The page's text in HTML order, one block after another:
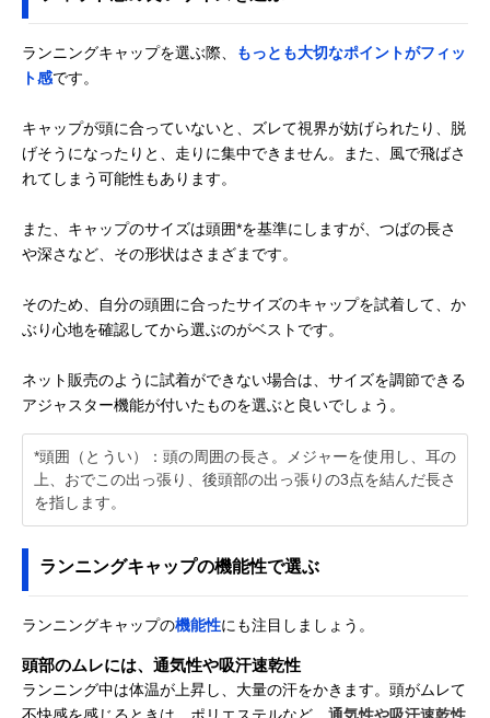
ランニングキャップを選ぶ際、
もっとも大切なポイントがフィッ
ト感です。
キャップが頭に合っていないと、ズレて視界が妨げられたり、脱
げそうになったりと、走りに集中できません。また、風で飛ばさ
れてしまう可能性もあります。
また、キャップのサイズは頭囲*を基準にしますが、つばの長さ
や深さなど、その形状はさまざまです。
そのため、自分の頭囲に合ったサイズのキャップを試着して、か
ぶり心地を確認してから選ぶのがベストです。
ネット販売のように試着ができない場合は、サイズを調節できる
アジャスター機能が付いたものを選ぶと良いでしょう。
*頭囲（とうい）：頭の周囲の長さ。メジャーを使用し、耳の
上、おでこの出っ張り、後頭部の出っ張りの3点を結んだ長さ
を指します。
ランニングキャップの機能性で選ぶ
ランニングキャップの機能性にも注目しましょう。
頭部のムレには、通気性や吸汗速乾性
ランニング中は体温が上昇し、大量の汗をかきます。頭がムレて